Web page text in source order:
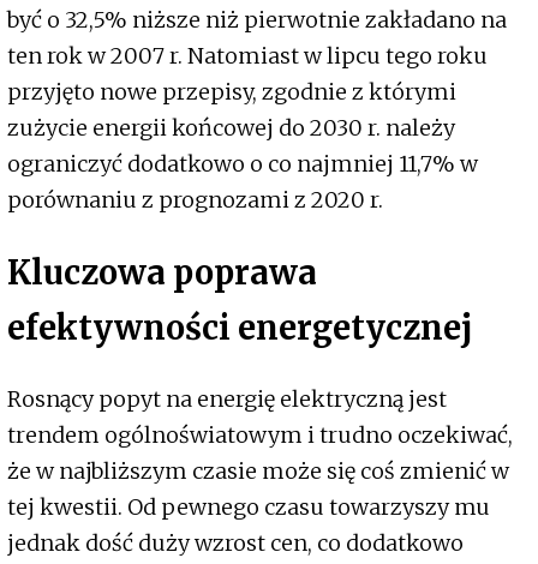
być o 32,5% niższe niż pierwotnie zakładano na
ten rok w 2007 r. Natomiast w lipcu tego roku
przyjęto nowe przepisy, zgodnie z którymi
zużycie energii końcowej do 2030 r. należy
ograniczyć dodatkowo o co najmniej 11,7% w
porównaniu z prognozami z 2020 r.
Kluczowa poprawa
efektywności energetycznej
Rosnący popyt na energię elektryczną jest
trendem ogólnoświatowym i trudno oczekiwać,
że w najbliższym czasie może się coś zmienić w
tej kwestii. Od pewnego czasu towarzyszy mu
jednak dość duży wzrost cen, co dodatkowo